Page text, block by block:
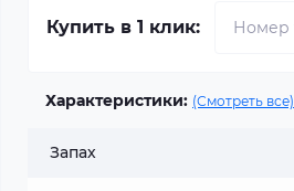
Купить в 1 клик:
Характеристики: (Смотреть все)
Запах